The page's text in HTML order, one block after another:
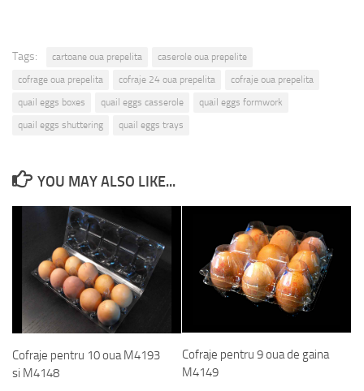
Tags: cartoane oua prepelita
caserole oua prepelite
cofrage oua prepelita
cofraje 24 oua prepelita
cofraje oua prepelita
quail eggs boxes
quail eggs casserole
quail eggs formwork
quail eggs shuttering
quail eggs trays
YOU MAY ALSO LIKE...
Cofraje pentru 10 oua M4193
si M4148
Cofraje pentru 9 oua de gaina
M4149